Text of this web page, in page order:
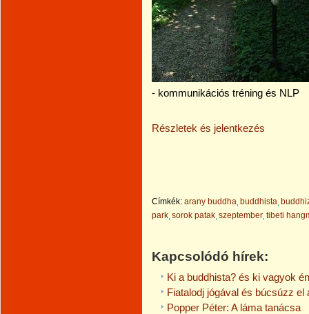
- kommunikációs tréning és NLP
Részletek és jelentkezés
Címkék: arany buddha buddhista
park sorok patak szeptember tibeti
Kapcsolódó hírek:
Ki a buddhista? és ki vagyok
Fiatalodj jógával és búcsúzz el
Popper Péter: A láma tanácsa